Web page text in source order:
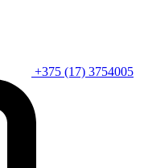
+375 (17) 3754005